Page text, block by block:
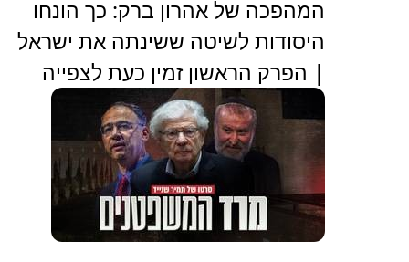
המהפכה של אהרון ברק: כך הונחו
היסודות לשיטה ששינתה את ישראל
| הפרק הראשון זמין כעת לצפייה